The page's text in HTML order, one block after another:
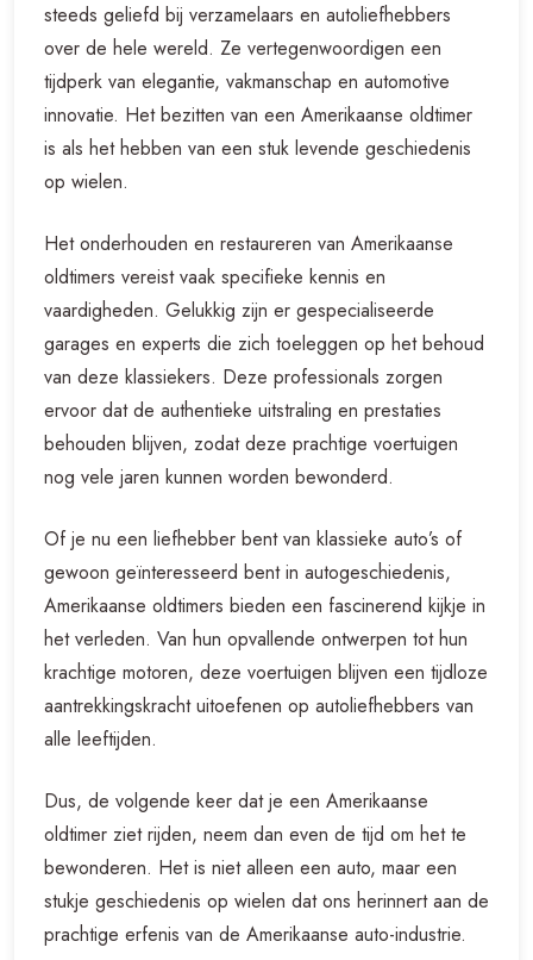
steeds geliefd bij verzamelaars en autoliefhebbers
over de hele wereld. Ze vertegenwoordigen een
tijdperk van elegantie, vakmanschap en automotive
innovatie. Het bezitten van een Amerikaanse oldtimer
is als het hebben van een stuk levende geschiedenis
op wielen.
Het onderhouden en restaureren van Amerikaanse
oldtimers vereist vaak specifieke kennis en
vaardigheden. Gelukkig zijn er gespecialiseerde
garages en experts die zich toeleggen op het behoud
van deze klassiekers. Deze professionals zorgen
ervoor dat de authentieke uitstraling en prestaties
behouden blijven, zodat deze prachtige voertuigen
nog vele jaren kunnen worden bewonderd.
Of je nu een liefhebber bent van klassieke auto’s of
gewoon geïnteresseerd bent in autogeschiedenis,
Amerikaanse oldtimers bieden een fascinerend kijkje in
het verleden. Van hun opvallende ontwerpen tot hun
krachtige motoren, deze voertuigen blijven een tijdloze
aantrekkingskracht uitoefenen op autoliefhebbers van
alle leeftijden.
Dus, de volgende keer dat je een Amerikaanse
oldtimer ziet rijden, neem dan even de tijd om het te
bewonderen. Het is niet alleen een auto, maar een
stukje geschiedenis op wielen dat ons herinnert aan de
prachtige erfenis van de Amerikaanse auto-industrie.